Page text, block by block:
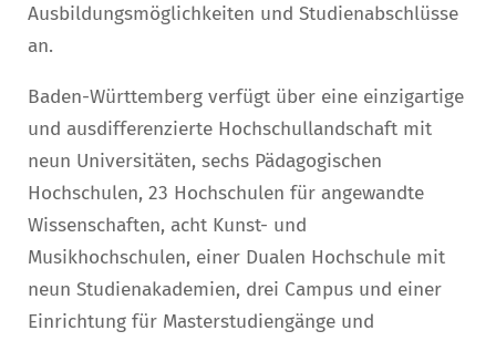
Ausbildungsmöglichkeiten und Studienabschlüsse
an.
Baden-Württemberg verfügt über eine einzigartige
und ausdifferenzierte Hochschullandschaft mit
neun Universitäten, sechs Pädagogischen
Hochschulen, 23 Hochschulen für angewandte
Wissenschaften, acht Kunst- und
Musikhochschulen, einer Dualen Hochschule mit
neun Studienakademien, drei Campus und einer
Einrichtung für Masterstudiengänge und